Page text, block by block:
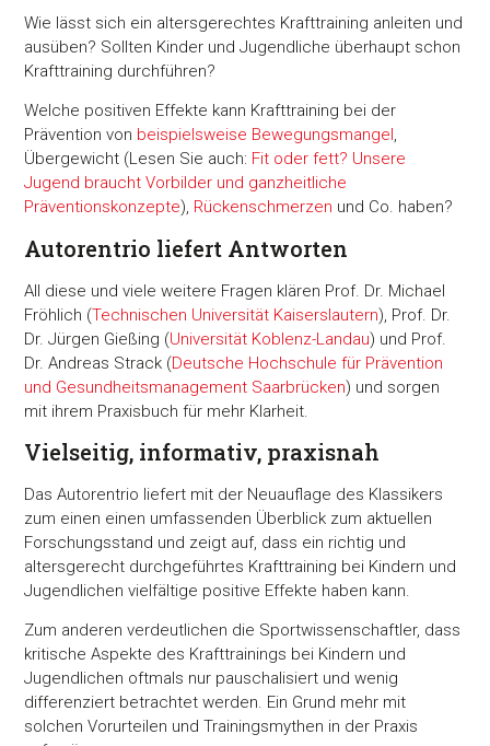
Wie lässt sich ein altersgerechtes Krafttraining anleiten und
ausüben? Sollten Kinder und Jugendliche überhaupt schon
Krafttraining durchführen?
Welche positiven Effekte kann Krafttraining bei der
Prävention von beispielsweise Bewegungsmangel,
Übergewicht (Lesen Sie auch: Fit oder fett? Unsere
Jugend braucht Vorbilder und ganzheitliche
Präventionskonzepte), Rückenschmerzen und Co. haben?
Autorentrio liefert Antworten
All diese und viele weitere Fragen klären Prof. Dr. Michael
Fröhlich (Technischen Universität Kaiserslautern), Prof. Dr.
Dr. Jürgen Gießing (Universität Koblenz-Landau) und Prof.
Dr. Andreas Strack (Deutsche Hochschule für Prävention
und Gesundheitsmanagement Saarbrücken) und sorgen
mit ihrem Praxisbuch für mehr Klarheit.
Vielseitig, informativ, praxisnah
Das Autorentrio liefert mit der Neuauflage des Klassikers
zum einen einen umfassenden Überblick zum aktuellen
Forschungsstand und zeigt auf, dass ein richtig und
altersgerecht durchgeführtes Krafttraining bei Kindern und
Jugendlichen vielfältige positive Effekte haben kann.
Zum anderen verdeutlichen die Sportwissenschaftler, dass
kritische Aspekte des Krafttrainings bei Kindern und
Jugendlichen oftmals nur pauschalisiert und wenig
differenziert betrachtet werden. Ein Grund mehr mit
solchen Vorurteilen und Trainingsmythen in der Praxis